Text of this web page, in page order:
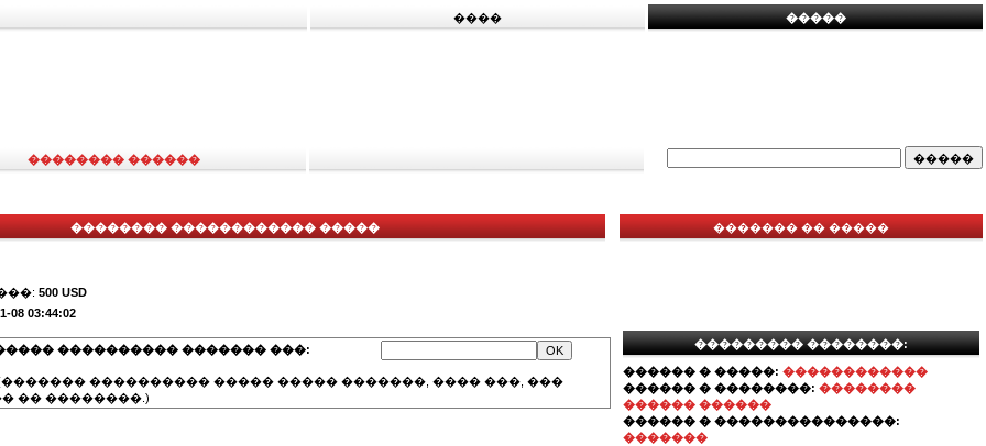
���� �����
�������� ������
�������� ������������ �����
500 USD
08 03:44:02
���������� ������� ���:
���������� ����� ����� �������, ���� ���, ���
�� ��������.)
������� �� �����
��������� ��������:
������ � �����: ������������
������ � ��������: ��������
������ ������
������ � ���������������:
�������